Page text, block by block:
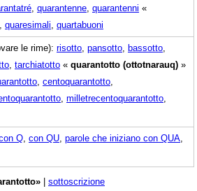
quarantenne quarantenni «
quaresimali quartabuoni
le rime): risotto pansotto bassotto
tarchiatotto « quarantotto (ottotnarauq) »
centoquarantotto
milletrecentoquarantotto
Q con QU parole che iniziano con QUA
| sottoscrizione